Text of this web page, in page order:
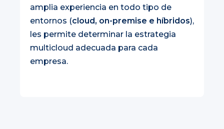
amplia experiencia en todo tipo de
entornos (cloud, on-premise e híbridos),
les permite determinar la estrategia
multicloud adecuada para cada
empresa.